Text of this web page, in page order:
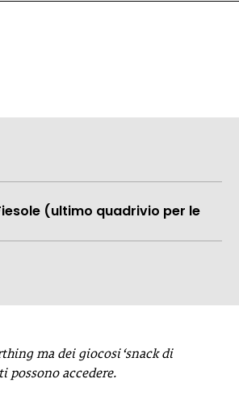
(ultimo quadrivio per le
ma dei giocosi‘snack di
accedere.